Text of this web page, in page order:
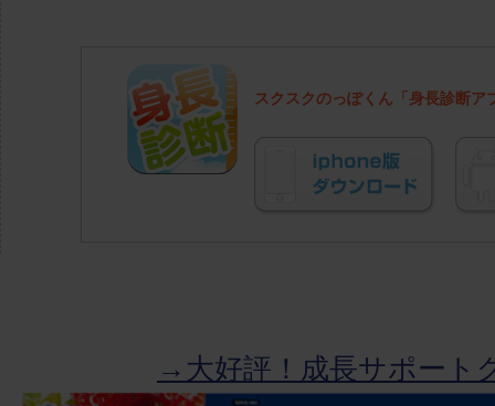
スクスクのっぽくん「身長診断ア
→大好評！成長サポート